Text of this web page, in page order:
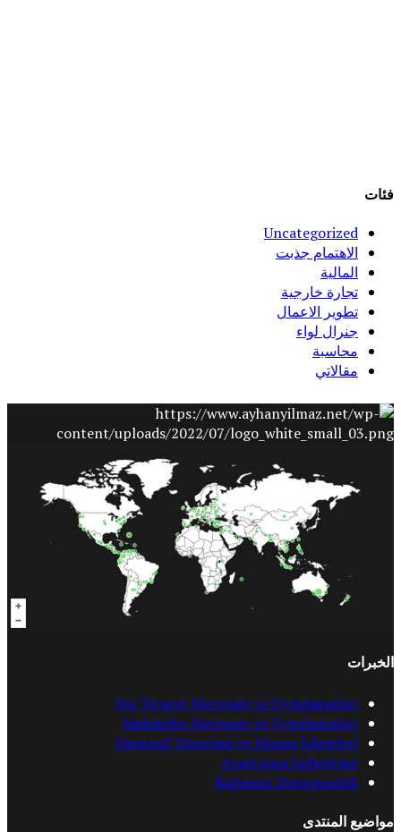
فئات
Uncategorized
الاهتمام جذبت
المالية
تجارة خارجية
تطوير الاعمال
جنرال لواء
محاسبة
مقالاتي
الخبرات
Dış Ticaret Mevzuatı ve Uygulamaları
Muhasebe Mevzuatı ve Uygulamaları
Finansal Yönetimi ve Finans İşlemleri
Araştırma Geliştirme
Bağımsız Danışmanlık
مواضيع المنتدى